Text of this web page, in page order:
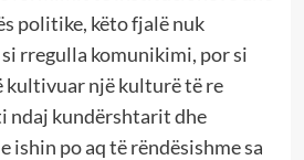
politike, këto fjalë nuk
rregulla komunikimi, por si
kultivuar një kulturë të re
ndaj kundërshtarit dhe
ishin po aq të rëndësishme sa